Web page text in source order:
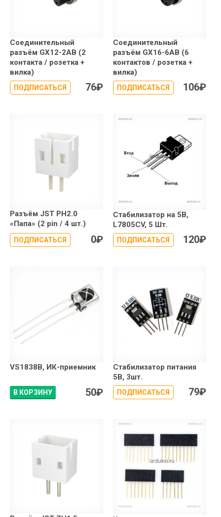
Соединительный
разъём GX12-2AB (2
контакта / розетка +
вилка)
ПОДПИСАТЬСЯ 76₽
Соединительный
разъём GX16-6AB (6
контактов / розетка +
вилка)
ПОДПИСАТЬСЯ 106₽
Разъём JST PH2.0
«Папа» (2 pin / 4 шт.)
ПОДПИСАТЬСЯ 0₽
Стабилизатор на 5В,
L7805CV, 5 Шт.
ПОДПИСАТЬСЯ 120₽
VS1838B, ИК-приемник
В КОРЗИНУ 50₽
Стабилизатор питания
5В, 3шт.
ПОДПИСАТЬСЯ 79₽